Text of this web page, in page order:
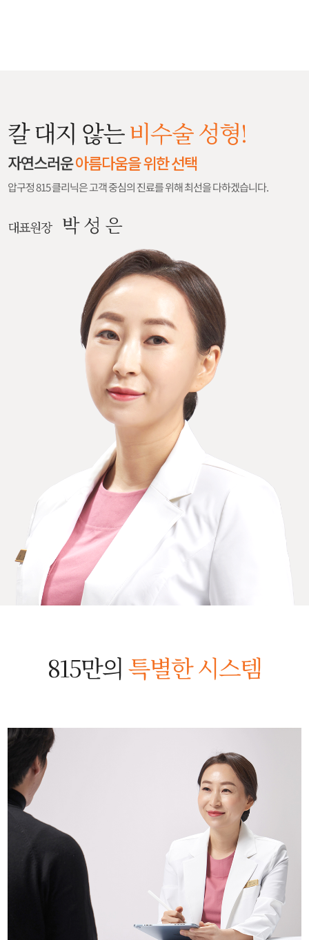
칼 대지 않는비수술 성형!
자연스러운아름다움을 위한 선택
압구정 815 클리닉은 고객 중심의 진료를 위해 최선을 다하겠습니다.
대표원장 박 성 은
815만의 특별한 시스템